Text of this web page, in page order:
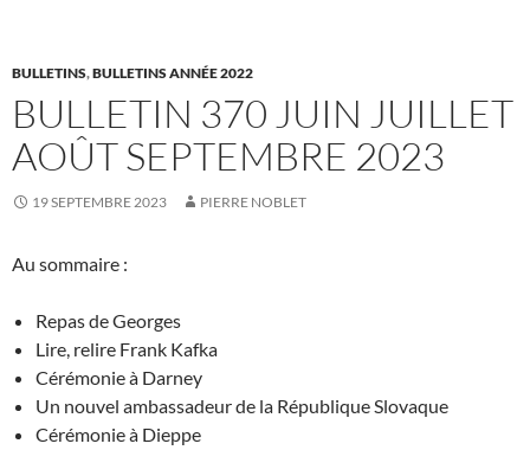
BULLETINS,BULLETINS ANNÉE 2022
BULLETIN 370 JUIN JUILLET
AOÛT SEPTEMBRE 2023
19 SEPTEMBRE 2023 PIERRE NOBLET
Au sommaire :
Repas de Georges
Lire, relire Frank Kafka
Cérémonie à Darney
Un nouvel ambassadeur de la République Slovaque
Cérémonie à Dieppe